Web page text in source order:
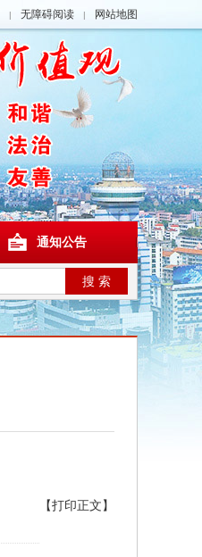
| 无障碍阅读 | 网站地图
通知公告
搜 索
【打印正文】